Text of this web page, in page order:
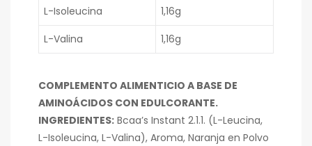
L-Isoleucina
1,16g
L-Valina
1,16g
COMPLEMENTO ALIMENTICIO A BASE DE
AMINOÁCIDOS CON EDULCORANTE.
INGREDIENTES: Bcaa’s Instant 2.1.1. (L-Leucina,
L-Isoleucina, L-Valina), Aroma, Naranja en Polvo